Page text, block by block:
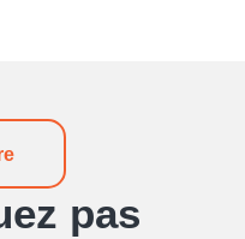
pas